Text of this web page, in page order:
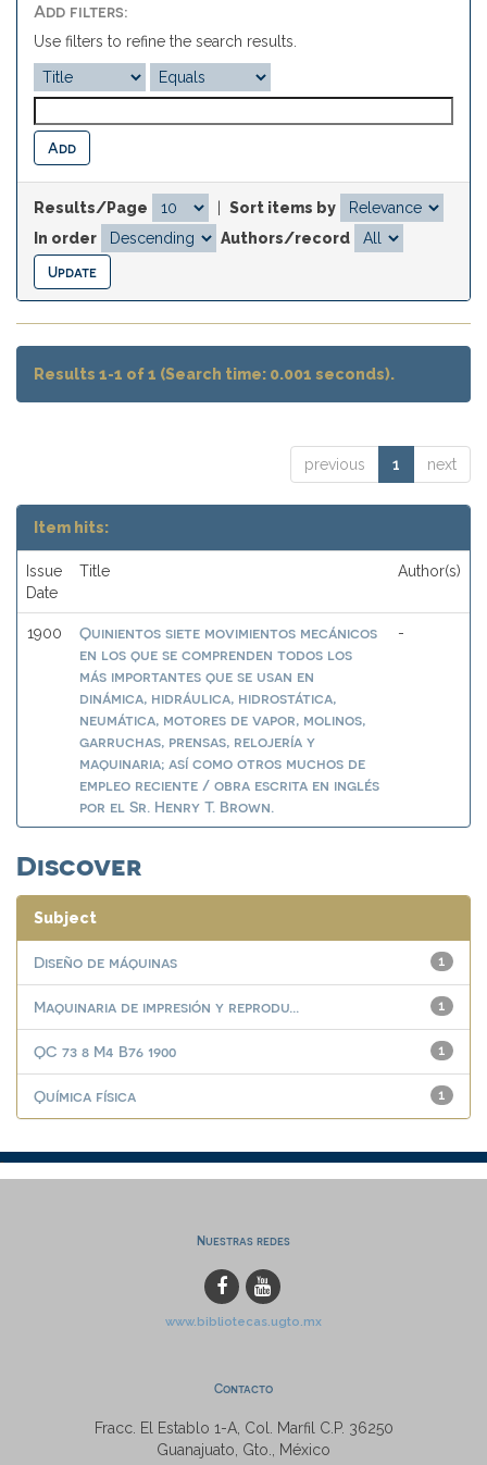
Add filters:
Use filters to refine the search results.
Results/Page
Sort items by
In order
Authors/record
Results 1-1 of 1 (Search time: 0.001 seconds).
previous 1 next
Item hits:
Issue
Date
Title Author(s)
1900
Quinientos siete movimientos mecánicos
en los que se comprenden todos los
más importantes que se usan en
dinámica, hidráulica, hidrostática,
neumática, motores de vapor, molinos,
garruchas, prensas, relojería y
maquinaria; así como otros muchos de
empleo reciente / obra escrita en inglés
por el Sr. Henry T. Brown.
-
Discover
Subject
1
Diseño de máquinas
1
Maquinaria de impresión y reprodu...
1
QC 73 8 M4 B76 1900
1
Química física
Nuestras redes
www.bibliotecas.ugto.mx
Contacto
Fracc. El Establo 1-A, Col. Marfil C.P. 36250
Guanajuato, Gto., México